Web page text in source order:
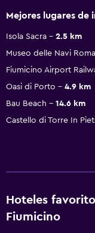
Mejores lugares de
Isola Sacra
2.5 km
Museo delle Navi
Fiumicino Airport
Oasi di Porto
4.9 km
Bau Beach
14.6 km
Castello di Torre In
Hoteles
Fiumicino